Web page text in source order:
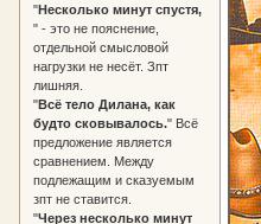
"Несколько минут спустя,
" - это не пояснение,
отдельной смысловой
нагрузки не несёт. Зпт
лишняя.
"Всё тело Дилана, как
будто сковывалось." Всё
предложение является
сравнением. Между
подлежащим и сказуемым
зпт не ставится.
"Через несколько минут